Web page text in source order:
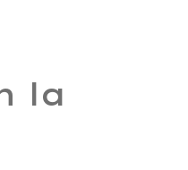
la